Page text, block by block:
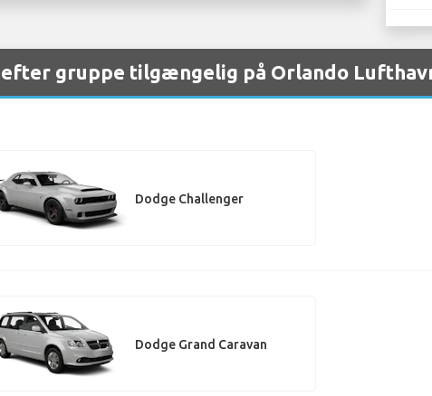
gruppe tilgængelig på Orlando
Dodge Challenger
Dodge Grand Caravan